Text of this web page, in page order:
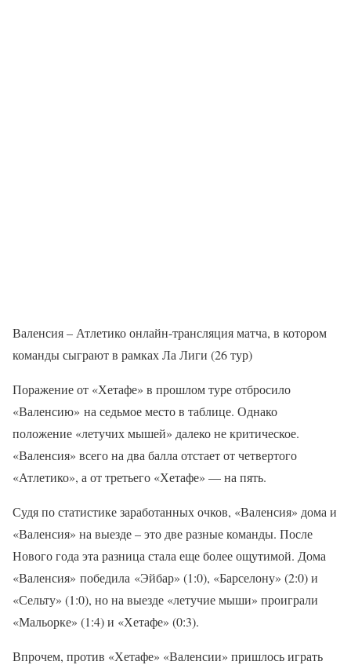
Валенсия – Атлетико онлайн-трансляция матча, в котором
команды сыграют в рамках Ла Лиги (26 тур)
Поражение от «Хетафе» в прошлом туре отбросило
«Валенсию» на седьмое место в таблице. Однако
положение «летучих мышей» далеко не критическое.
«Валенсия» всего на два балла отстает от четвертого
«Атлетико», а от третьего «Хетафе» — на пять.
Судя по статистике заработанных очков, «Валенсия» дома и
«Валенсия» на выезде – это две разные команды. После
Нового года эта разница стала еще более ощутимой. Дома
«Валенсия» победила «Эйбар» (1:0), «Барселону» (2:0) и
«Сельту» (1:0), но на выезде «летучие мыши» проиграли
«Мальорке» (1:4) и «Хетафе» (0:3).
Впрочем, против «Хетафе» «Валенсии» пришлось играть